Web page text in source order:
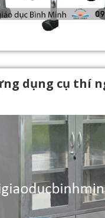
dụng cụ thí